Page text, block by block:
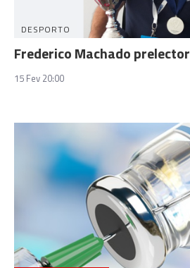
DESPORTO
Frederico Machado
15 Fev 20:00